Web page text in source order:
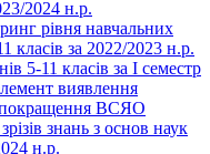
2024 н.р.
рівня навчальних
класів за 2022/2023 н.р.
5-11 класів за І семестр
виявлення
покращення ВСЯО
знань з основ наук
н.р.